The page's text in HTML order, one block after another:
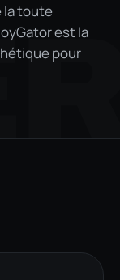
la toute
est la
pour